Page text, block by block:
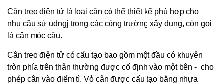
Cân treo điện tử là loại cân có thể thiết kế phù hợp cho
nhu cầu sử udngj trong các công trường xây dụng, còn gọi
là cân móc câu.
Cân treo điện tử có cấu tạo bao gồm một đầu có khuyên
tròn phía trên thân thường được cố định vào một bên - cho
phép cân vào điểm tì. Vỏ cân được cấu tạo bằng nhựa